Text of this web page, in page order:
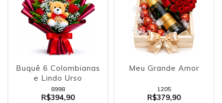
Buquê 6 Colombianas
e Lindo Urso
8998
R$394,90
Meu Grande Amor
1205
R$379,90